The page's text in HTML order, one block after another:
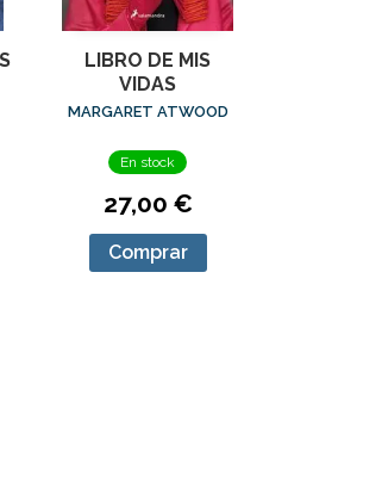
LIBRO DE MIS
VIDAS
MARGARET ATWOOD
En stock
27,00 €
Comprar